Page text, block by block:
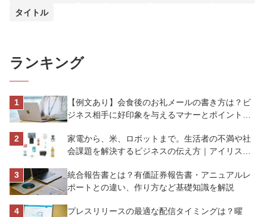
タイトル
ランキング
【例文あり】会食後のお礼メールの書き方は？ビ
ジネス相手に好印象を与えるマナーとポイントを
家電から、米、ロボットまで。生活者の不満や社
会課題を解決するビジネスの伝え方｜アイリスオ
統合報告書とは？有価証券報告書・アニュアルレ
ポートとの違い、作り方など基礎知識を解説
プレスリリースの最適な配信タイミングは？曜